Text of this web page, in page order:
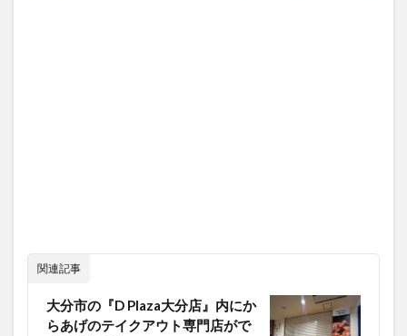
関連記事
大分市の『D Plaza大分店』内にか
らあげのテイクアウト専門店がで